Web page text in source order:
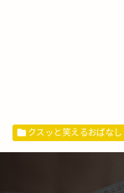
クスッと笑えるおぱなし